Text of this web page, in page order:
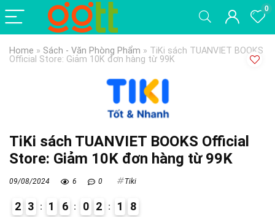
0
Home » Sách - Văn Phòng Phẩm » TiKi sách TUANVIET BOOKS
Official Store: Giảm 10K đơn hàng từ 99K
TiKi sách TUANVIET BOOKS Official
Store: Giảm 10K đơn hàng từ 99K
09/08/2024 6 0 Tiki
2 3 1 6 0 2 1 7